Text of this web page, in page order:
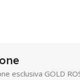
esclusiva GOLD